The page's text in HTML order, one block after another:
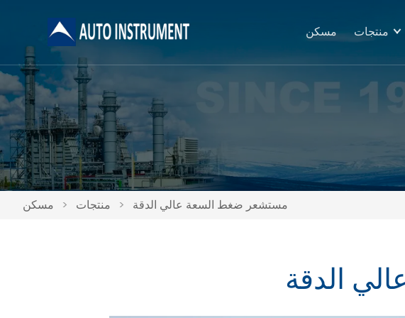
مسكن منتجات
مسكن > منتجات > مستشعر ضغط السعة عالي الدقة
الدقة